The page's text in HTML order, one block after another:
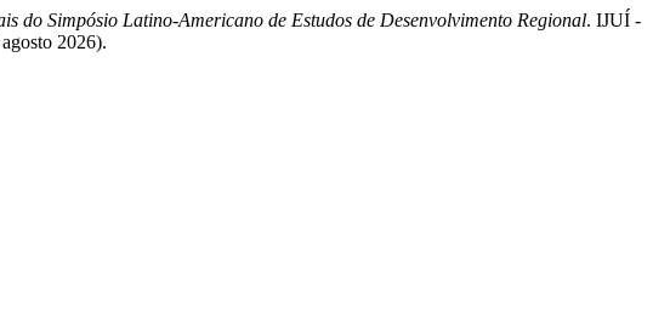
do Simpósio Latino-Americano de Estudos de Desenvolvimento Regional. IJUÍ -
2026).